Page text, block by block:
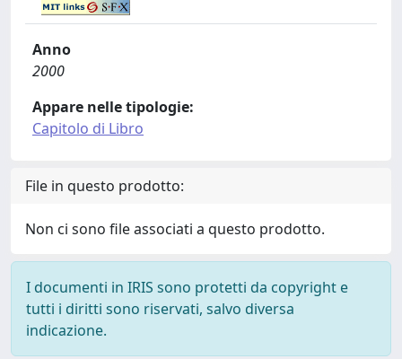
Anno
2000
Appare nelle tipologie:
Capitolo di Libro
File in questo prodotto:
Non ci sono file associati a questo prodotto.
I documenti in IRIS sono protetti da copyright e
tutti i diritti sono riservati, salvo diversa
indicazione.